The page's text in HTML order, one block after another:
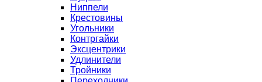
Ниппели
Крестовины
Угольники
Контргайки
Эксцентрики
Удлинители
Тройники